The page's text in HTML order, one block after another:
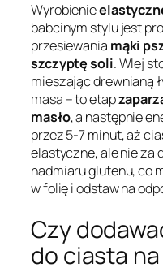
Wyrobienie
babcinym stylu jest
przesiewania mąki
szczyptę soli. Wlej
mieszając drewnianą
masa – to etap
masło, a następnie
przez 5-7 minut, aż
elastyczne, ale nie za
nadmiaru glutenu, co
w folię i odstaw na
Czy
do ciasta